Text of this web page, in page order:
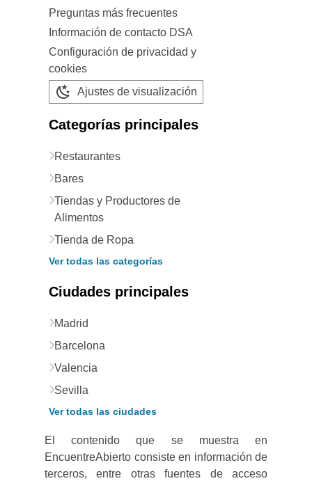
Preguntas más frecuentes
Información de contacto DSA
Configuración de privacidad y
cookies
Ajustes de visualización
Categorías principales
Restaurantes
Bares
Tiendas y Productores de
Alimentos
Tienda de Ropa
Ver todas las categorías
Ciudades principales
Madrid
Barcelona
Valencia
Sevilla
Ver todas las ciudades
El contenido que se muestra en
EncuentreAbierto consiste en información de
terceros, entre otras fuentes de acceso